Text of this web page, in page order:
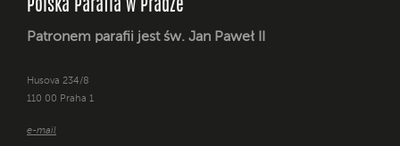
Polska Parafia w Pradze
Patronem parafii jest św. Jan Paweł II
Husova 234/8
110 00 Praha 1
e-mail